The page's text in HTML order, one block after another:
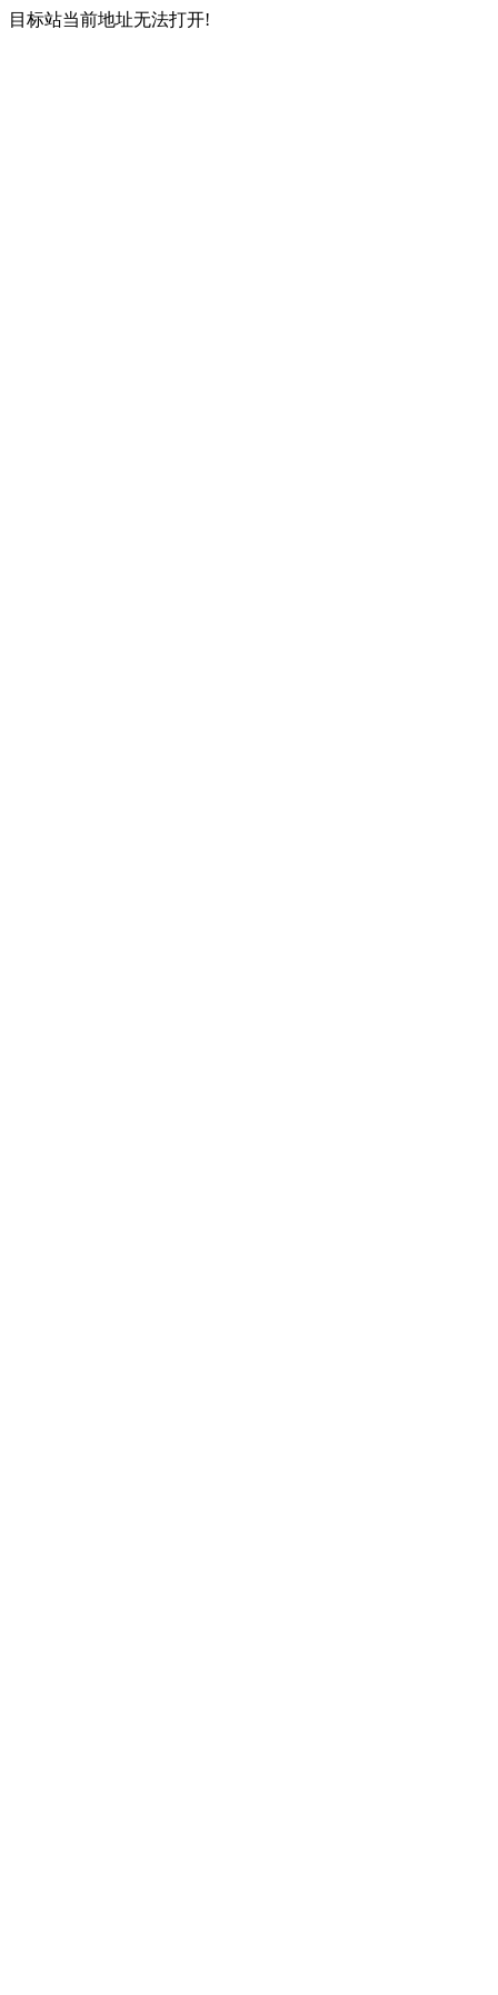
目标站当前地址无法打开!